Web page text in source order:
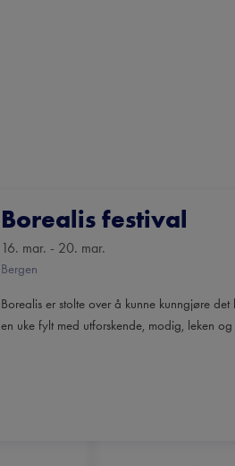
Borealis festival
16. mar. - 20. mar.
Bergen
Borealis er stolte over å kunne kunngjøre
en uke fylt med utforskende, modig, leken